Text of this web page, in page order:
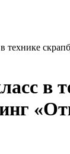
технике
в